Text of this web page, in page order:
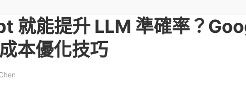
就能提升 LLM 準確率？
本優化技巧